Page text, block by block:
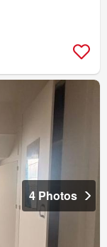
4 Photos